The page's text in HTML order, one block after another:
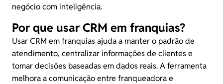
negócio com inteligência.
Por que usar CRM em franquias?
Usar CRM em franquias ajuda a manter o padrão de
atendimento, centralizar informações de clientes e
tomar decisões baseadas em dados reais. A ferramenta
melhora a comunicação entre franqueadora e